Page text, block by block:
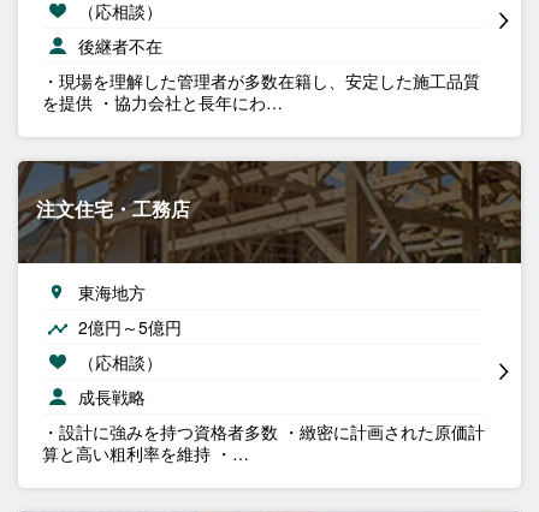
（応相談）
後継者不在
・現場を理解した管理者が多数在籍し、安定した施工品質
を提供 ・協力会社と長年にわ…
注文住宅・工務店
東海地方
2億円～5億円
（応相談）
成長戦略
・設計に強みを持つ資格者多数 ・緻密に計画された原価計
算と高い粗利率を維持 ・…